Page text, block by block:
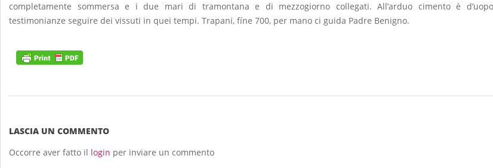
completamente sommersa e i due mari di tramontana e di mezzogiorno collegati. All’arduo cimento è
testimonianze seguire dei vissuti in quei tempi. Trapani, fíne 700, per mano ci guida Padre Benigno.
11
LASCIA UN COMMENTO
Occorre aver fatto il login per inviare un commento